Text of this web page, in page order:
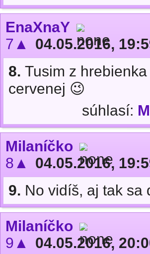
EnaXnaY
7▲
04.05.2016,
8. Tusim z hrebienka
cervenej 😉
súhlasí:
Milaníčko
8▲
04.05.2016,
9. No vidíš, aj tak sa
Milaníčko
9▲
04.05.2016,